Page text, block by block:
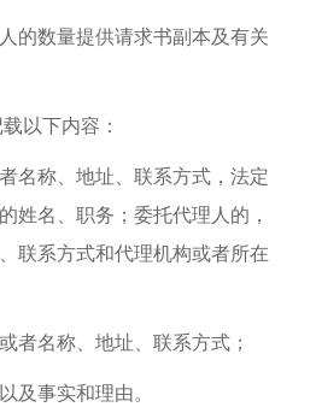
的数量提供请求书副本及有关
以下内容：
名称、地址、联系方式，法定
姓名、职务；委托代理人的，
联系方式和代理机构或者所在
者名称、地址、联系方式；
及事实和理由。